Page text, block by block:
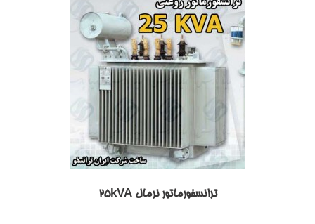
ترانسفورماتور نرمال 25kVA